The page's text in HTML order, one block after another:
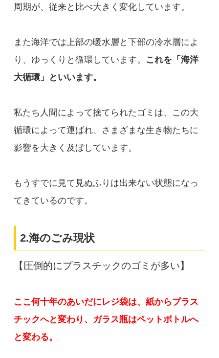
周期が、従来と比べ大きく変化しています。
また海洋では上部の暖水層と下部の冷水層によ
り、ゆっくりと循環しています。 これを「海洋
大循環」といいます。
私たち人間によって捨てられたゴミは、この大
循環によって運ばれ、さまざまな生き物たちに
影響を大きく及ぼしています。
もうすでに見て見ぬふりは出来ない状態になっ
てきているのです。
2.海のごみ現状
【圧倒的にプラスチックのゴミが多い】
ここ何十年のあいだにレジ袋は、紙からプラス
チックへと変わり、ガラス瓶はペットボトルへ
と変わる。